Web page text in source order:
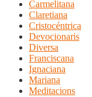
Carmelitana
Claretiana
Cristocéntrica
Devocionaris
Diversa
Franciscana
Ignaciana
Mariana
Meditacions